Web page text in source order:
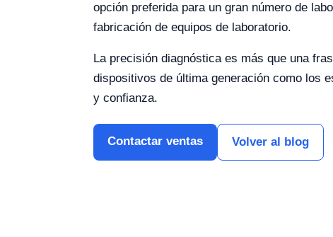
opción preferida para un gran número de
fabricación de equipos de laboratorio.
La precisión diagnóstica es más que una
dispositivos de última generación como los
y confianza.
Contactar ventas Volver al blog